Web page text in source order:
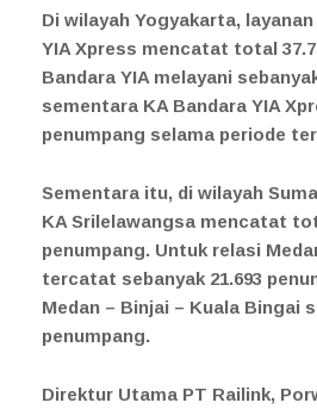
Di wilayah Yogyakarta,
YIA Xpress mencatat total
Bandara YIA melayani
sementara KA Bandara YIA
penumpang selama periode
Sementara itu, di wilayah
KA Srilelawangsa mencatat
penumpang. Untuk relasi
tercatat sebanyak 21.693
Medan – Binjai – Kuala Bingai
penumpang.
Direktur Utama PT Railink,